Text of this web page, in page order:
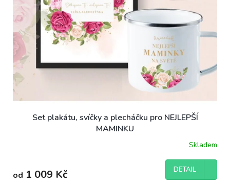
k
t
ů
Set plakátu, svíčky a plecháčku pro NEJLEPŠÍ
MAMINKU
je
Skladem
od 1 009 Kč DETAIL